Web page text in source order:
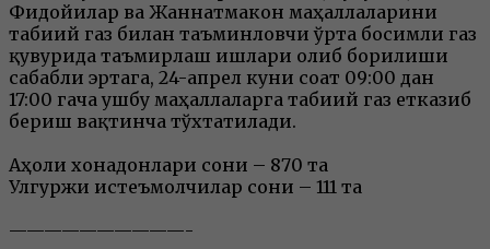
Фидойилар ва Жаннатмакон маҳаллаларини
табиий газ билан таъминловчи ўрта босимли газ
қувурида таъмирлаш ишлари олиб борилиши
сабабли эртага, 24-апрел куни соат 09:00 дан
17:00 гача ушбу маҳаллаларга табиий газ етказиб
бериш вақтинча тўхтатилади.
Аҳоли хонадонлари сони – 870 та
Улгуржи истеъмолчилар сони – 111 та
——————————-